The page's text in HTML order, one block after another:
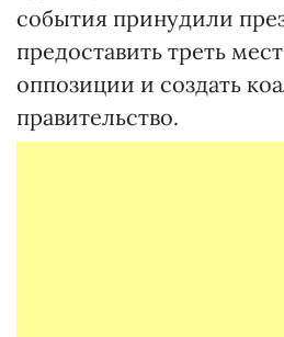
события принудили
предоставить треть
оппозиции и создать
правительство.